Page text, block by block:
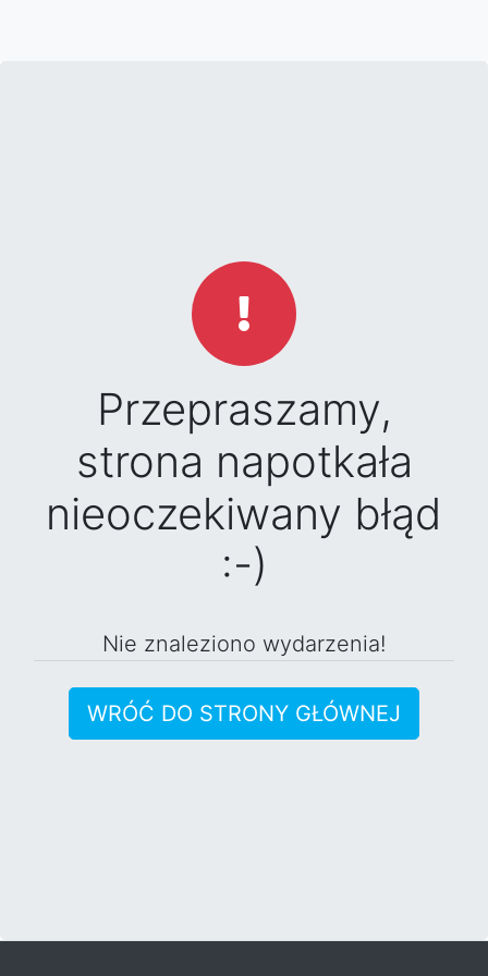
Przepraszamy,
strona napotkała
nieoczekiwany błąd
:-)
Nie znaleziono wydarzenia!
WRÓĆ DO STRONY GŁÓWNEJ